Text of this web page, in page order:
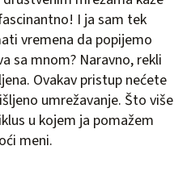
I ja sam tek
vremena da popijemo
sa mnom? Naravno, rekli
Ovakav pristup nećete
umrežavanje. Što više
u kojem ja pomažem
meni.